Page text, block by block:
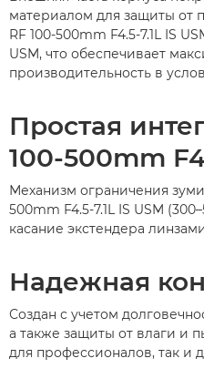
материалом для защиты от
RF 100-500mm F4.5-7.1L IS
USM, что обеспечивает
производительность в
Простая
100-500mm
Механизм ограничения
500mm F4.5-7.1L IS USM
касание экстендера
Надежная
Создан с учетом
а также защиты от влаги и
для профессионалов, так и